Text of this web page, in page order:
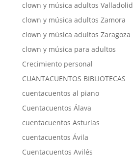
clown y música adultos Valladolid
clown y música adultos Zamora
clown y música adultos Zaragoza
clown y música para adultos
Crecimiento personal
CUANTACUENTOS BIBLIOTECAS
cuentacuentos al piano
Cuentacuentos Álava
cuentacuentos Asturias
cuentacuentos Ávila
Cuentacuentos Avilés